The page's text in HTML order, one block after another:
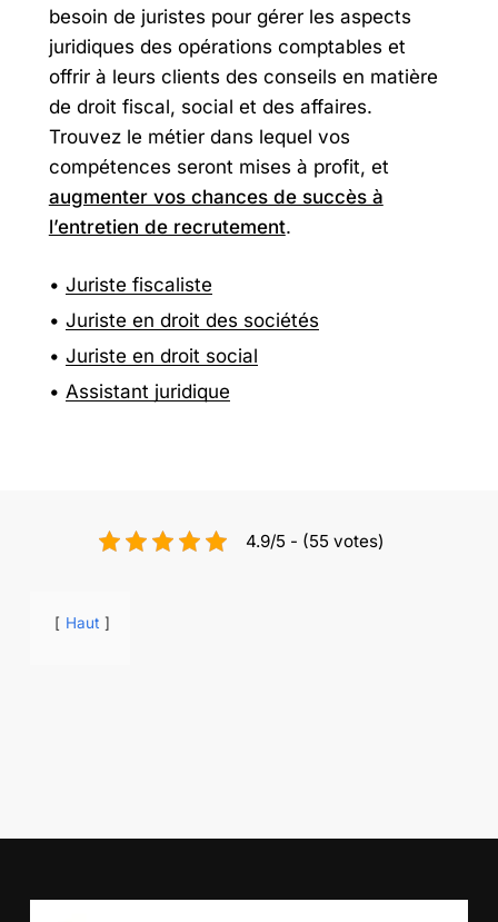
besoin de juristes pour gérer les aspects
juridiques des opérations comptables et
offrir à leurs clients des conseils en matière
de droit fiscal, social et des affaires.
Trouvez le métier dans lequel vos
compétences seront mises à profit, et
augmenter vos chances de succès à
l’entretien de recrutement.
Juriste fiscaliste
Juriste en droit des sociétés
Juriste en droit social
Assistant juridique
4.9/5 - (55 votes)
Haut